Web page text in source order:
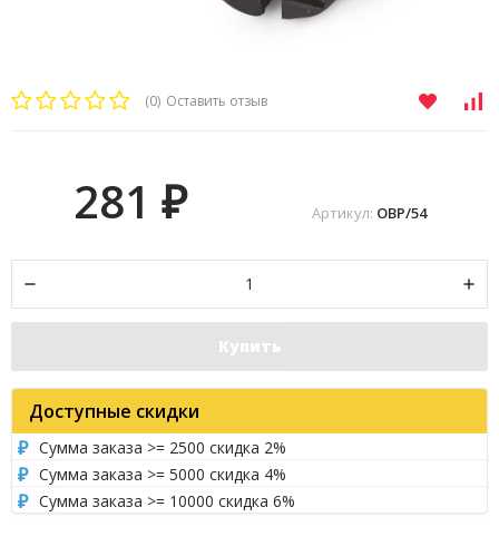
(0) Оставить отзыв
Артикул: OBP/54
281 ₽
Купить
Доступные скидки
Сумма заказа >= 2500 скидка 2%
Сумма заказа >= 5000 скидка 4%
Сумма заказа >= 10000 скидка 6%